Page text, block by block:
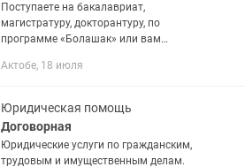
Поступаете на бакалавриат,
магистратуру, докторантуру, по
программе «Болашак» или вам
Помогу сдать Duolingo English Test
помощь...
Актобе, 18 июля
Юридическая помощь
Договорная
Юридические услуги по гражданским,
трудовым и имущественным делам.